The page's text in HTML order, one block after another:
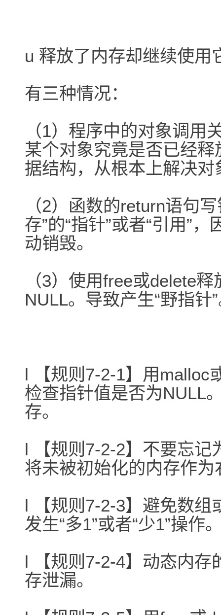
u 释放了内存却继续使用
有三种情况：
（1）程序中的对象调用
某个对象究竟是否已经
据结构，从根本上解决
（2）函数的return语句
存”的“指针”或者“引用”
动销毁。
（3）使用free或delete
NULL。导致产生“野指针
l 【规则7-2-1】用malloc
检查指针值是否为NULL
存。
l 【规则7-2-2】不要忘记
将未被初始化的内存作为
l 【规则7-2-3】避免数组
发生“多1”或者“少1”操作
l 【规则7-2-4】动态内存
存泄漏。